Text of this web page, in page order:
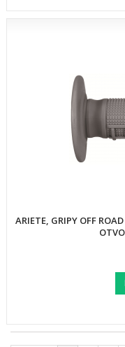
ARIETE, GRIPY OFF